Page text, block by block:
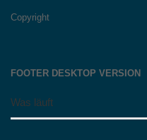
Copyright
FOOTER DESKTOP VERSION
Was läuft